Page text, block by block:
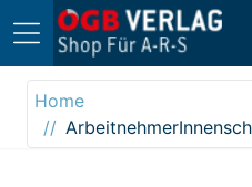
Direkt zum Inhalt
Home